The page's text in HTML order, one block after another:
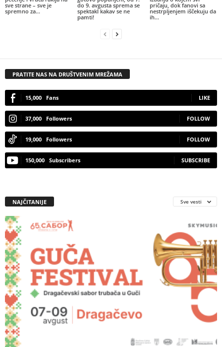
sve strane – sve je
spremno za...
do 9. avgusta sprema se
spektakl kakav se ne
pamti!
pričaju, dok fanovi sa
nestrpljenjem iščekuju da
ih...
PRATITE NAS NA DRUŠTVENIM MREŽAMA
15,000 Fans LIKE
37,000 Followers FOLLOW
19,000 Followers FOLLOW
150,000 Subscribers SUBSCRIBE
NAJČITANIJE Sve vesti